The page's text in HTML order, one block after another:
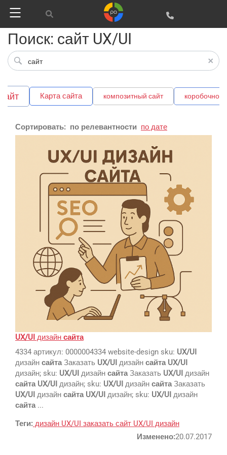
Поиск: сайт UX/UI
Карта сайта композитный сайт коробочное
Сортировать: по релевантности по дате
UX/UI дизайн сайта
4334 артикул: 0000004334 website-design sku: UX/UI
дизайн сайта Заказать UX/UI дизайн сайта UX/UI
дизайн; sku: UX/UI дизайн сайта Заказать UX/UI дизайн
сайта UX/UI дизайн; sku: UX/UI дизайн сайта Заказать
UX/UI дизайн сайта UX/UI дизайн; sku: UX/UI дизайн
сайта ...
Теги: дизайн UX/UI заказать сайт UX/UI дизайн
Изменено:20.07.2017
Реклама и продвижение
SMM
AI Automation
Разработка сайтов
Цифра и офсет
Телевидение
Регистрация